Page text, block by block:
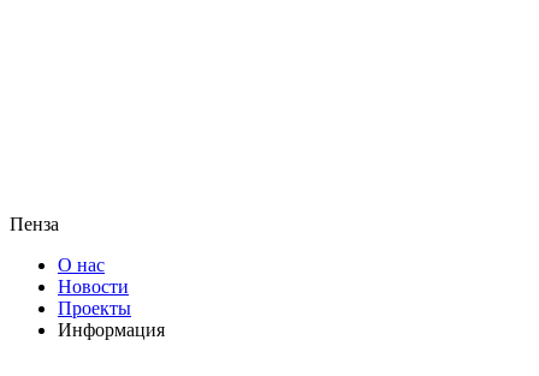
Пенза
О нас
Новости
Проекты
Информация